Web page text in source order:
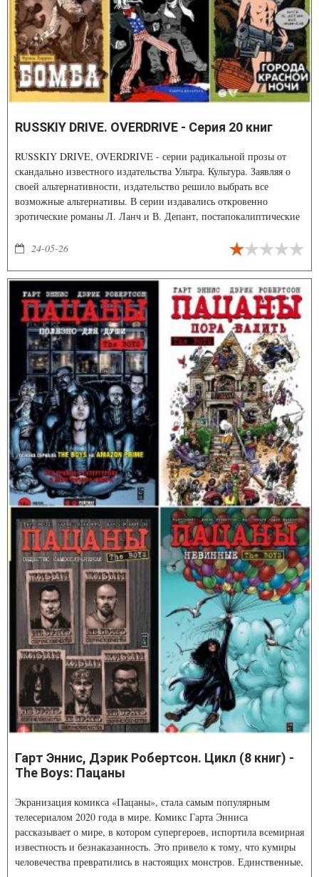
RUSSKIY DRIVE. OVERDRIVE - Серия 20 книг
RUSSKIY DRIVE, OVERDRIVE - серии радикальной прозы от
скандально известного издательства Ультра. Культура. Заявляя о
своей альтернативности, издательство решило выбрать все
возможные альтернативы. В серии издавались откровенно
эротические романы Л. Ланч и В. Депант, постапокалиптические
Соседствует с ними скандально известный роман Д. Нестерова.
24-05-26
Гарт Эннис, Дэрик Робертсон. Цикл (8 книг) -
The Boys: Пацаны
Экранизация комикса «Пацаны», стала самым популярным
телесериалом 2020 года в мире. Комикс Гарта Энниса
рассказывает о мире, в котором супергероев, испортила всемирная
известность и безнаказанность. Это привело к тому, что кумиры
человечества превратились в настоящих монстров. Единственные,